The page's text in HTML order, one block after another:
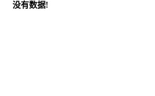
没有数据!